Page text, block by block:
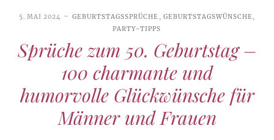
5. MAI 2024 GEBURTSTAGSSPRÜCHE , GEBURTSTAGSWÜNSCHE,
PARTY-TIPPS
Sprüche zum 50. Geburtstag –
100 charmante und
humorvolle Glückwünsche für
Männer und Frauen